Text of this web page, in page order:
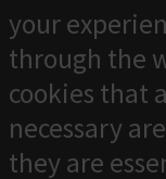
your
through the
cookies that
necessary
they are